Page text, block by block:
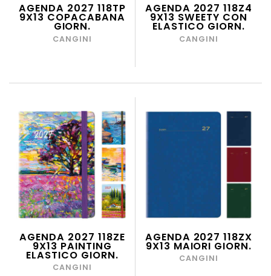
AGENDA 2027 118TP
9X13 COPACABANA
GIORN.
CANGINI
AGENDA 2027 118Z4
9X13 SWEETY CON
ELASTICO GIORN.
CANGINI
AGENDA 2027 118ZE
9X13 PAINTING
ELASTICO GIORN.
CANGINI
AGENDA 2027 118ZX
9X13 MAIORI GIORN.
CANGINI